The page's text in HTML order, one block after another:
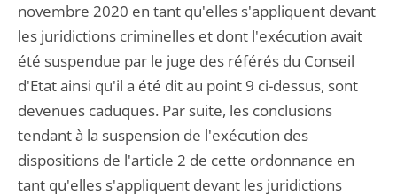
novembre 2020 en tant qu'elles s'appliquent devant
les juridictions criminelles et dont l'exécution avait
été suspendue par le juge des référés du Conseil
d'Etat ainsi qu'il a été dit au point 9 ci-dessus, sont
devenues caduques. Par suite, les conclusions
tendant à la suspension de l'exécution des
dispositions de l'article 2 de cette ordonnance en
tant qu'elles s'appliquent devant les juridictions